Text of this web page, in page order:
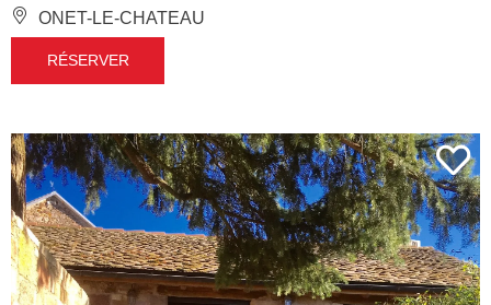
ONET-LE-CHATEAU
RÉSERVER